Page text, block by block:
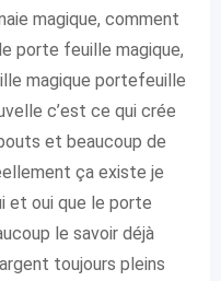
magique, comment
porte feuille magique,
magique portefeuille
c’est ce qui crée
et beaucoup de
ça existe je
et oui que le porte
le savoir déjà
toujours pleins